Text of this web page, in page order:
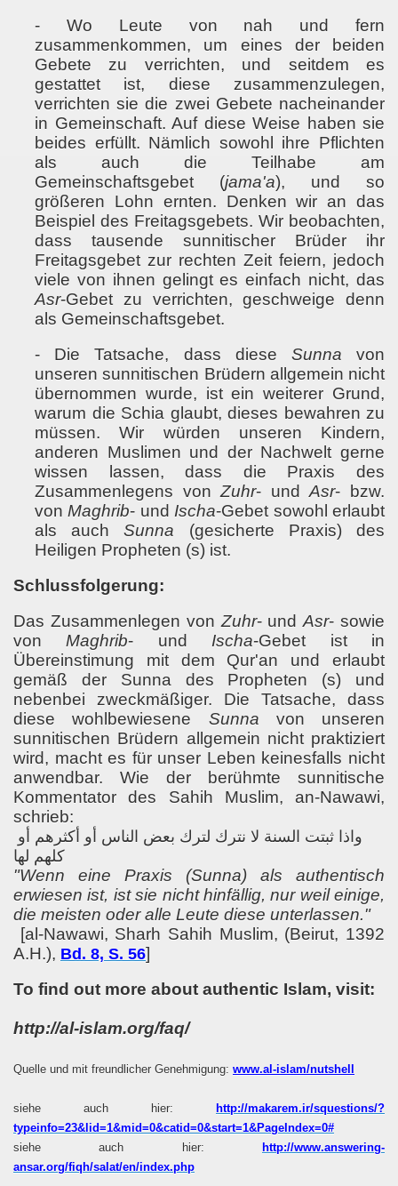
- Wo Leute von nah und fern
zusammenkommen, um eines der beiden
Gebete zu verrichten, und seitdem es
gestattet ist, diese zusammenzulegen,
verrichten sie die zwei Gebete nacheinander
in Gemeinschaft. Auf diese Weise haben sie
beides erfüllt. Nämlich sowohl ihre Pflichten
als auch die Teilhabe am
Gemeinschaftsgebet (jama'a), und so
größeren Lohn ernten. Denken wir an das
Beispiel des Freitagsgebets. Wir beobachten,
dass tausende sunnitischer Brüder ihr
Freitagsgebet zur rechten Zeit feiern, jedoch
viele von ihnen gelingt es einfach nicht, das
Asr-Gebet zu verrichten, geschweige denn
als Gemeinschaftsgebet.
- Die Tatsache, dass diese Sunna von
unseren sunnitischen Brüdern allgemein nicht
übernommen wurde, ist ein weiterer Grund,
warum die Schia glaubt, dieses bewahren zu
müssen. Wir würden unseren Kindern,
anderen Muslimen und der Nachwelt gerne
wissen lassen, dass die Praxis des
Zusammenlegens vonZuhr- undAsr- bzw.
vonMaghrib- und Ischa-Gebet sowohl erlaubt
als auchSunna (gesicherte Praxis) des
Heiligen Propheten (s) ist.
Schlussfolgerung:
Das Zusammenlegen von Zuhr- undAsr- sowie
vonMaghrib- und Ischa-Gebet ist in
Übereinstimung mit dem Qur'an und erlaubt
gemäß der Sunna des Propheten (s) und
nebenbei zweckmäßiger. Die Tatsache, dass
diese wohlbewiesene Sunna von unseren
sunnitischen Brüdern allgemein nicht praktiziert
wird, macht es für unser Leben keinesfalls nicht
anwendbar. Wie der berühmte sunnitische
Kommentator des Sahih Muslim, an-Nawawi,
schrieb:
كلهم لها
"Wenn eine Praxis (Sunna) als authentisch
erwiesen ist, ist sie nicht hinfällig, nur weil einige,
die meisten oder alle Leute diese unterlassen."
[al-Nawawi, Sharh Sahih Muslim, (Beirut, 1392
A.H.), Bd. 8, S. 56]
To find out more about authentic Islam, visit:
http://al-islam.org/faq/
Quelle und mit freundlicher Genehmigung: www.al-islam/nutshell
siehe auch hier:
http://makarem.ir/squestions/?
typeinfo=23&lid=1&mid=0&catid=0&start=1&PageIndex=0#
siehe auch hier:
http://www.answering-
ansar.org/fiqh/salat/en/index.php